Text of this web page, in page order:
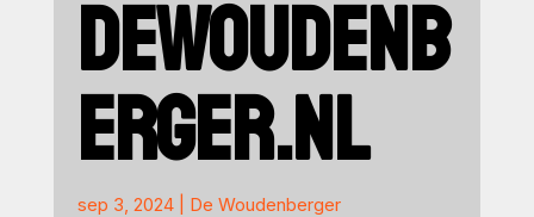
DEWOUDENB
ERGER.NL
sep 3, 2024| De Woudenberger